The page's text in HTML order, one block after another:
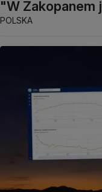
"W
POLSKA